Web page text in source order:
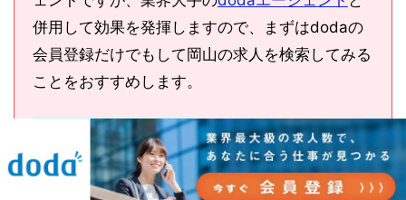
併用して効果を発揮しますので、まずはdodaの
会員登録だけでもして岡山の求人を検索してみる
ことをおすすめします。
↓dodaの登録はコチラ